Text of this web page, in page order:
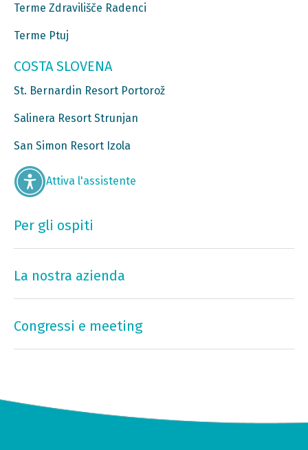
Terme Zdravilišče Radenci
Terme Ptuj
COSTA SLOVENA
St. Bernardin Resort Portorož
Salinera Resort Strunjan
San Simon Resort Izola
Attiva l'assistente
Per gli ospiti
La nostra azienda
Congressi e meeting